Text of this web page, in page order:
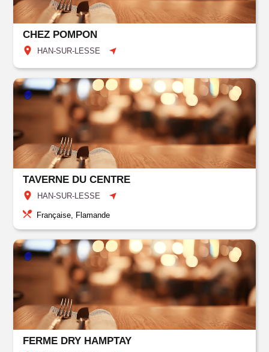
CHEZ POMPON
HAN-SUR-LESSE
TAVERNE DU CENTRE
HAN-SUR-LESSE
Française, Flamande
FERME DRY HAMPTAY